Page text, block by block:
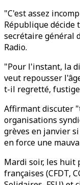
"C'est assez
République
secrétaire général
Radio.
"Pour l'instant, la
veut repousser
t-il regretté,
Affirmant discuter
organisations
grèves en janvier
en force une
Mardi soir, les huit
françaises (CFDT,